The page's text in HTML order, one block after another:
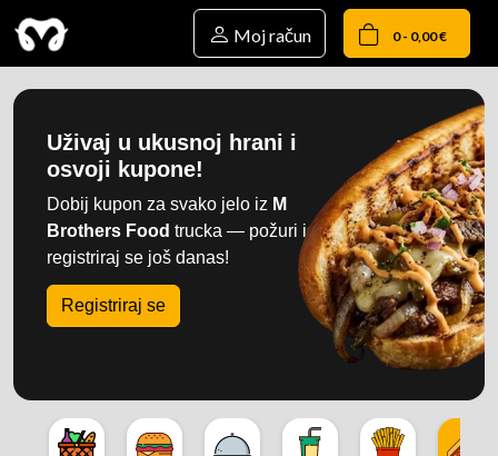
Moj račun 0 - 0,00 €
Uživaj u ukusnoj hrani i
osvoji kupone!
Dobij kupon za svako jelo iz M
Brothers Food trucka — požuri i
registriraj se još danas!
Registriraj se